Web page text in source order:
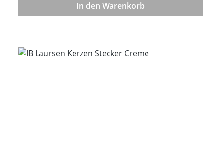
In den Warenkorb